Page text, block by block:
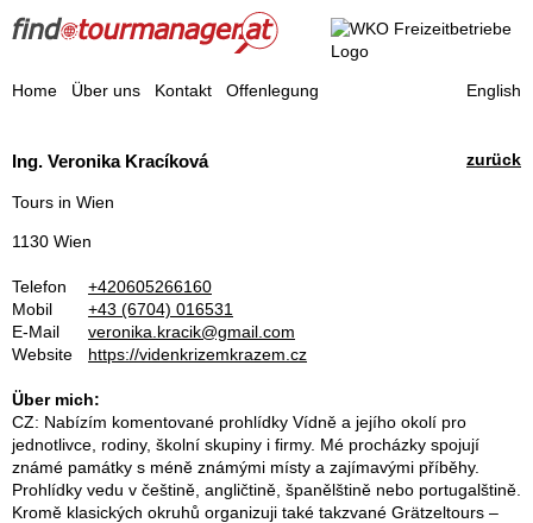
Find a Tourmanager
Home Über uns Kontakt Offenlegung English
zurück
Ing. Veronika Kracíková
Tours in Wien
1130 Wien
Telefon
+420605266160
Mobil
+43 (6704) 016531
E-Mail
veronika.kracik@gmail.com
Website
https://videnkrizemkrazem.cz
Über mich:
CZ: Nabízím komentované prohlídky Vídně a jejího okolí pro
jednotlivce, rodiny, školní skupiny i firmy. Mé procházky spojují
známé památky s méně známými místy a zajímavými příběhy.
Prohlídky vedu v češtině, angličtině, španělštině nebo portugalštině.
Kromě klasických okruhů organizuji také takzvané Grätzeltours –